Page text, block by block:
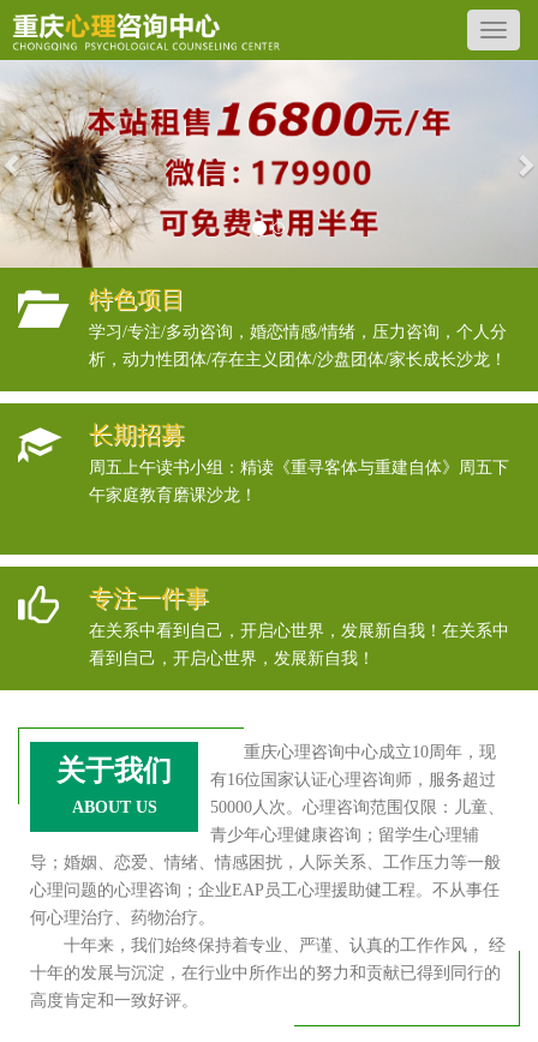
Previous
特色项目
学习/专注/多动咨询，婚恋情感/情绪，压力咨询，个人分
析，动力性团体/存在主义团体/沙盘团体/家长成长沙龙！
长期招募
周五上午读书小组：精读《重寻客体与重建自体》周五下
午家庭教育磨课沙龙！
专注一件事
在关系中看到自己，开启心世界，发展新自我！在关系中
看到自己，开启心世界，发展新自我！
关于我们
ABOUT US
重庆心理咨询中心成立10周年，现
有16位国家认证心理咨询师，服务超过
50000人次。心理咨询范围仅限：儿童、
青少年心理健康咨询；留学生心理辅
导；婚姻、恋爱、情绪、情感困扰，人际关系、工作压力等一般
心理问题的心理咨询；企业EAP员工心理援助健工程。不从事任
何心理治疗、药物治疗。
十年来，我们始终保持着专业、严谨、认真的工作作风， 经
十年的发展与沉淀，在行业中所作出的努力和贡献已得到同行的
高度肯定和一致好评。